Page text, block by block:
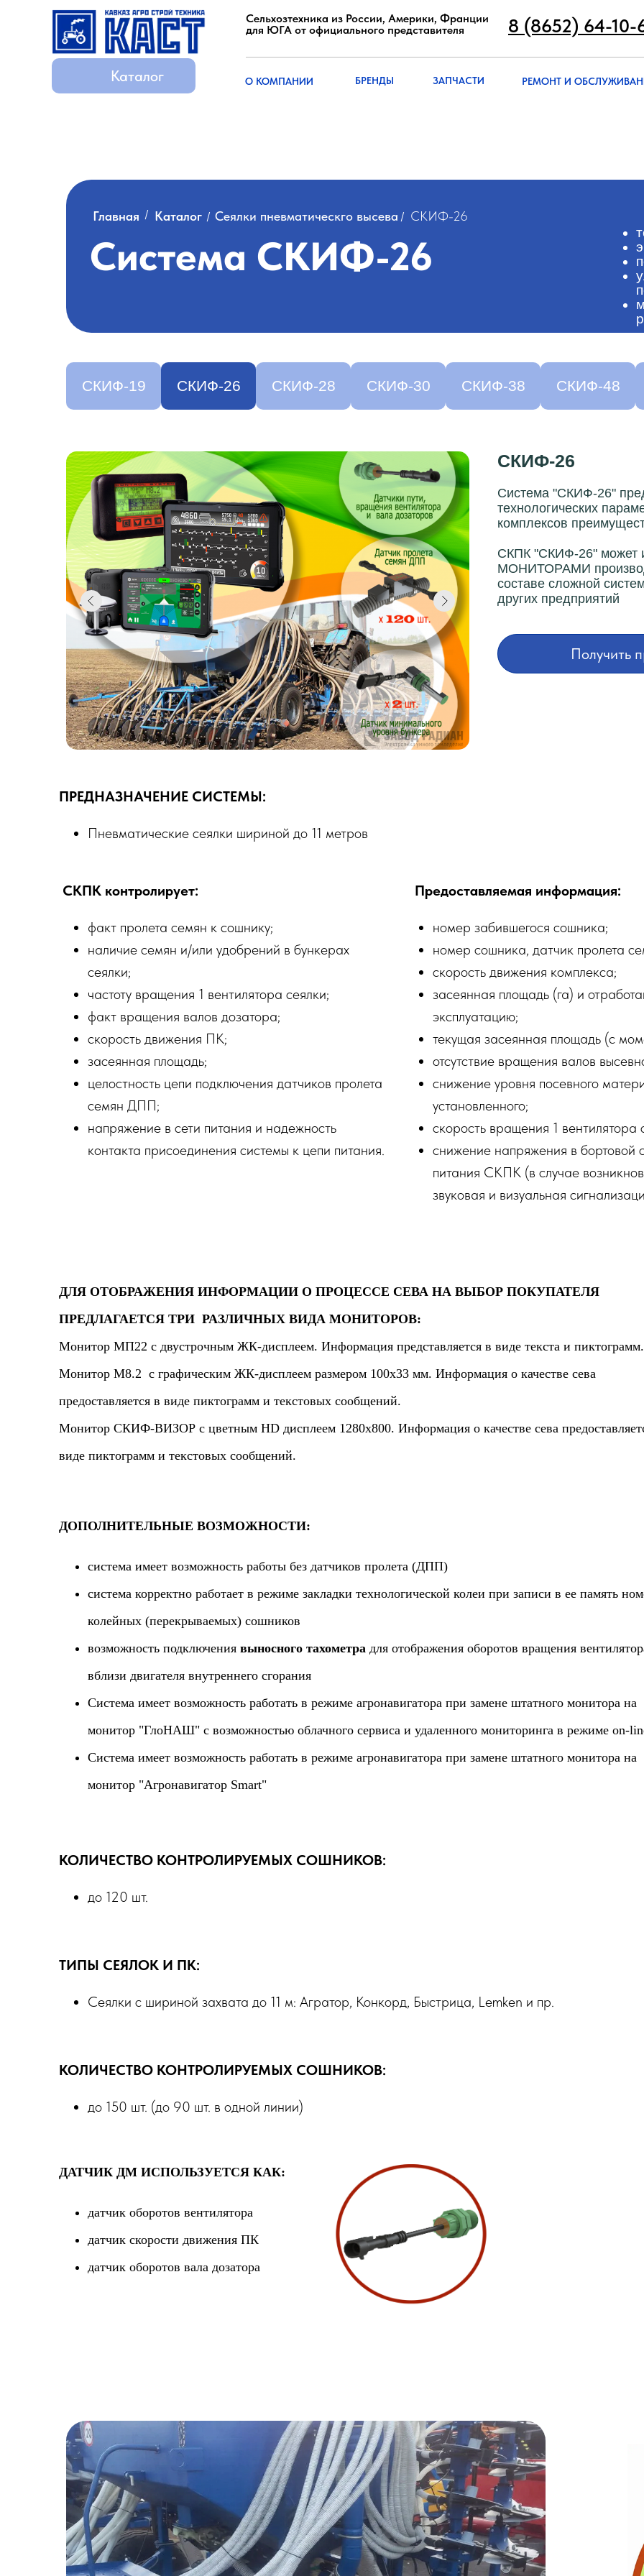
Сельхозтехника из России, Америки, Франции
для ЮГА от официального представителя
8 (8652) 64-10-
ЗАПЧАСТИ
Каталог РЕМОНТ И
БРЕНДЫ
О КОМПАНИИ
8 (8652) 64-
О КОМПАНИИ БРЭНДЫ
Каталог ЗАПЧАСТИ
Система СКИФ-26
Главная / СКИФ-26
Каталог Сеялки пневматическго высева /
/
СКИФ-19 СКИФ-26 СКИФ-28 СКИФ-30 СКИФ-38 СКИФ-48
Получить
Система "СКИФ-26"
технологических
комплексов
СКПК "СКИФ-26" может
МОНИТОРАМИ
составе сложной
других предприятий
СКИФ-26
ПРЕДНАЗНАЧЕНИЕ СИСТЕМЫ:
Пневматические сеялки шириной до 11 метров
СКПК контролирует:
факт пролета семян к сошнику;
наличие семян и/или удобрений в бункерах
сеялки;
частоту вращения 1 вентилятора сеялки;
факт вращения валов дозатора;
скорость движения ПК;
засеянная площадь;
целостность цепи подключения датчиков пролета
семян ДПП;
напряжение в сети питания и надежность
контакта присоединения системы к цепи питания.
Предоставляемая информация:
номер забившегося сошника;
номер сошника, датчик пролета
скорость движения комплекса;
засеянная площадь (га) и
эксплуатацию;
текущая засеянная площадь (с
отсутствие вращения валов
снижение уровня посевного
установленного;
скорость вращения 1 вентилятора
снижение напряжения в бортовой
питания СКПК (в случае
звуковая и визуальная
ДЛЯ ОТОБРАЖЕНИЯ ИНФОРМАЦИИ О ПРОЦЕССЕ СЕВА НА ВЫБОР ПОКУПАТЕЛЯ
ПРЕДЛАГАЕТСЯ ТРИ РАЗЛИЧНЫХ ВИДА МОНИТОРОВ:
Монитор МП22 с двустрочным ЖК-дисплеем. Информация представляется в виде текста и пиктограмм.
Монитор М8.2 с графическим ЖК-дисплеем размером 100х33 мм. Информация о качестве сева
предоставляется в виде пиктограмм и текстовых сообщений.
Монитор СКИФ-ВИЗОР с цветным HD дисплеем 1280х800. Информация о качестве сева
виде пиктограмм и текстовых сообщений.
ДОПОЛНИТЕЛЬНЫЕ ВОЗМОЖНОСТИ:
система имеет возможность работы без датчиков пролета (ДПП)
система корректно работает в режиме закладки технологической колеи при записи в ее память
колейных (перекрываемых) сошников
возможность подключения выносного тахометра для отображения оборотов вращения
вблизи двигателя внутреннего сгорания
Система имеет возможность работать в режиме агронавигатора при замене штатного монитора на
монитор "ГлоНАШ" с возможностью облачного сервиса и удаленного мониторинга в режиме on-
Система имеет возможность работать в режиме агронавигатора при замене штатного монитора на
монитор "Агронавигатор Smart"
КОЛИЧЕСТВО КОНТРОЛИРУЕМЫХ СОШНИКОВ:
до 120 шт.
ТИПЫ СЕЯЛОК И ПК:
Сеялки с шириной захвата до 11 м: Агратор, Конкорд, Быстрица, Lemken и пр.
КОЛИЧЕСТВО КОНТРОЛИРУЕМЫХ СОШНИКОВ:
до 150 шт. (до 90 шт. в одной линии)
ДАТЧИК ДМ ИСПОЛЬЗУЕТСЯ КАК:
датчик оборотов вентилятора
датчик скорости движения ПК
датчик оборотов вала дозатора